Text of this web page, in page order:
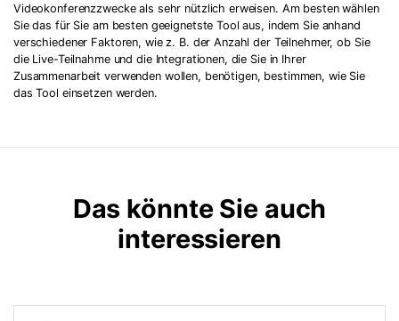
Videokonferenzzwecke als sehr nützlich erweisen. Am besten wählen
Sie das für Sie am besten geeignetste Tool aus, indem Sie anhand
verschiedener Faktoren, wie z. B. der Anzahl der Teilnehmer, ob Sie
die Live-Teilnahme und die Integrationen, die Sie in Ihrer
Zusammenarbeit verwenden wollen, benötigen, bestimmen, wie Sie
das Tool einsetzen werden.
Das könnte Sie auch
interessieren